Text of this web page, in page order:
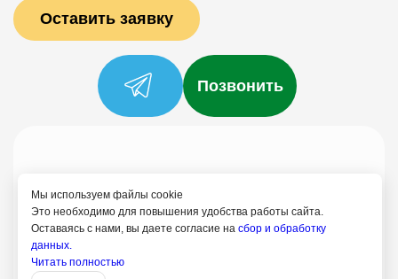
Мы используем файлы cookie
Это необходимо для повышения удобства работы сайта.
Оставаясь с нами, вы даете согласие на сбор и обработку
данных.
Читать полностью
Позвонить
Политика конфиденциальности
Согласие на обработку
+7 (958) 795-61-54